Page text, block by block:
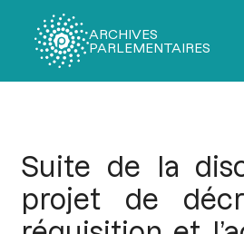
ARCHIVES
PARLEMENTAIRES
Suite de la
projet de